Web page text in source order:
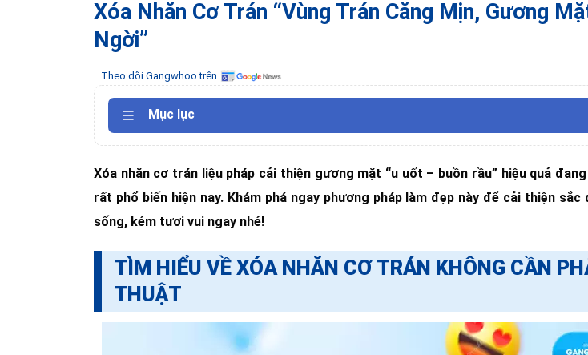
Xóa Nhăn Cơ Trán “Vùng Trán Căng Mịn, Gương
Ngời”
Theo dõi Gangwhoo trên
Mục lục
Xóa nhăn cơ trán liệu pháp cải thiện gương mặt “u uốt – buồn rầu” hiệu quả
rất phổ biến hiện nay. Khám phá ngay phương pháp làm đẹp này để cải thiện sắc
sống, kém tươi vui ngay nhé!
TÌM HIỂU VỀ XÓA NHĂN CƠ TRÁN KHÔNG CẦN
THUẬT